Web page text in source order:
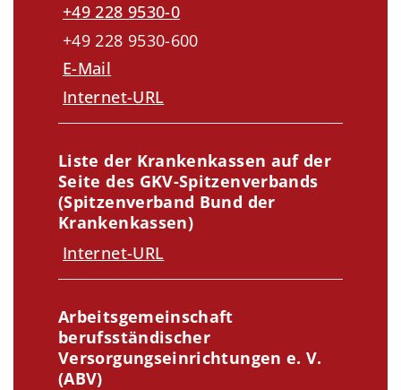
+49 228 9530-0
+49 228 9530-600
E-Mail
Internet-URL
Liste der Krankenkassen auf der
Seite des GKV-Spitzenverbands
(Spitzenverband Bund der
Krankenkassen)
Internet-URL
Arbeitsgemeinschaft
berufsständischer
Versorgungseinrichtungen e. V.
(ABV)